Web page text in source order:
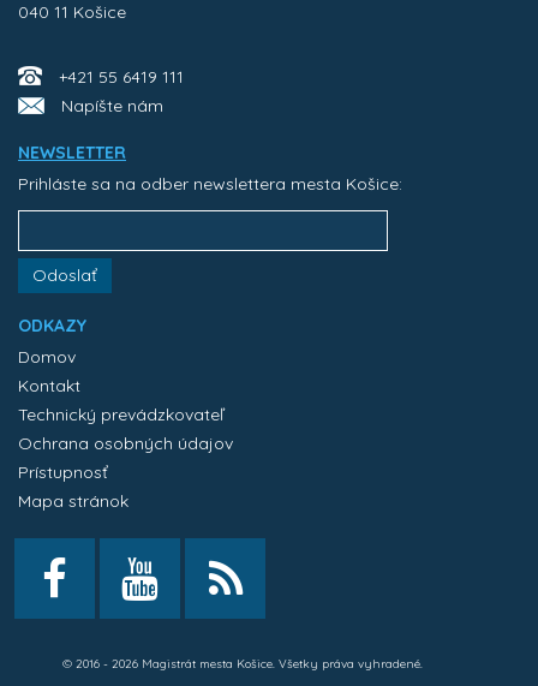
040 11 Košice
+421 55 6419 111
Napíšte nám
NEWSLETTER
Prihláste sa na odber newslettera mesta Košice:
Odoslať
ODKAZY
Domov
Kontakt
Technický prevádzkovateľ
Ochrana osobných údajov
Prístupnosť
Mapa stránok
© 2016 - 2026 Magistrát mesta Košice. Všetky práva vyhradené.